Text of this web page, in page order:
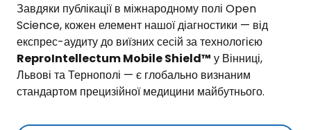
Завдяки публікації в міжнародному полі Open
Science, кожен елемент нашої діагностики — від
експрес-аудиту до виїзних сесій за технологією
ReproIntellectum Mobile Shield™ у Вінниці,
Львові та Тернополі — є глобально визнаним
стандартом прецизійної медицини майбутнього.